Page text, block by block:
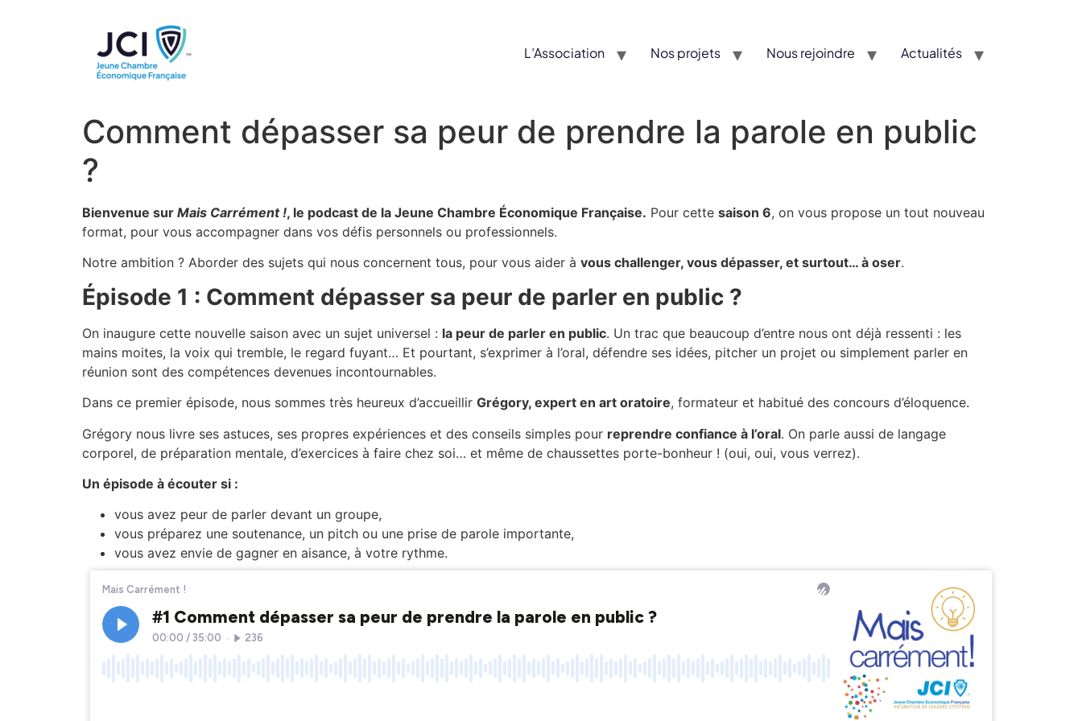
L’Association Nos projets Nous rejoindre Actualités
Comment dépasser sa peur de prendre la parole en public
?
Bienvenue sur Mais Carrément !, le podcast de la Jeune Chambre Économique Française. Pour cette saison 6, on vous propose un tout nouveau
format, pour vous accompagner dans vos défis personnels ou professionnels.
Notre ambition ? Aborder des sujets qui nous concernent tous, pour vous aider à vous challenger, vous dépasser, et surtout… à oser.
Épisode 1 : Comment dépasser sa peur de parler en public ?
On inaugure cette nouvelle saison avec un sujet universel : la peur de parler en public. Un trac que beaucoup d’entre nous ont déjà ressenti : les
mains moites, la voix qui tremble, le regard fuyant… Et pourtant, s’exprimer à l’oral, défendre ses idées, pitcher un projet ou simplement parler en
réunion sont des compétences devenues incontournables.
Dans ce premier épisode, nous sommes très heureux d’accueillir Grégory, expert en art oratoire, formateur et habitué des concours d’éloquence.
Grégory nous livre ses astuces, ses propres expériences et des conseils simples pour reprendre confiance à l’oral. On parle aussi de langage
corporel, de préparation mentale, d’exercices à faire chez soi… et même de chaussettes porte-bonheur ! (oui, oui, vous verrez).
Un épisode à écouter si :
vous avez peur de parler devant un groupe,
vous préparez une soutenance, un pitch ou une prise de parole importante,
vous avez envie de gagner en aisance, à votre rythme.